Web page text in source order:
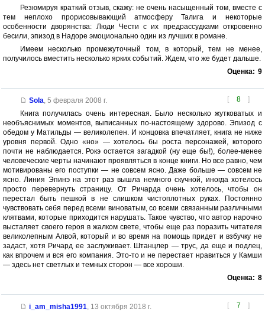
Резюмируя краткий отзыв, скажу: не очень насыщенный том, вместе с
тем неплохо прорисовывающий атмосферу Талига и некоторые
особенности дворянства: Люди Чести с их предрассудками откровенно
бесили, эпизод в Надоре эмоционально один из лучших в романе.
Имеем несколько промежуточный том, в который, тем не менее,
получилось вместить несколько ярких событий. Ждем, что же будет дальше.
Оценка: 9
[ 8 ]
Sola, 5 февраля 2008 г.
Книга получилась очень интересная. Было несколько жутковатых и
необъяснимых моментов, выписанных по-настоящему здорово. Эпизод с
обедом у Матильды — великолепен. И концовка впечатляет, книга не ниже
уровня первой. Одно «но» — хотелось бы роста персонажей, которого
почти не наблюдается. Рокэ остается загадкой (ну еще бы!), более-менее
человеческие черты начинают проявляться в конце книги. Но все равно, чем
мотивированы его поступки — не совсем ясно. Даже больше — совсем не
ясно. Линия Эпинэ на этот раз вышла немного скучной, иногда хотелось
просто перевернуть страницу. От Ричарда очень хотелось, чтобы он
перестал быть пешкой в не слишком чистоплотных руках. Постоянно
чувствовать себя перед всеми виноватым, со всеми связанным различными
клятвами, которые приходится нарушать. Такое чувство, что автор нарочно
высталяет своего героя в жалком свете, чтобы еще раз поразить читателя
великолепным Алвой, который и во время на помощь придет и взбучку не
задаст, хотя Ричард ее заслуживает. Штанцлер — трус, да еще и подлец,
как впрочем и вся его компания. Это-то и не перестает нравиться у Камши
— здесь нет светлых и темных сторон — все хороши.
Оценка: 8
[ 7 ]
i_am_misha1991, 13 октября 2018 г.